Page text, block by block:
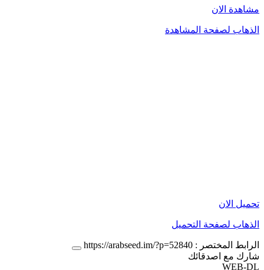
مشاهدة الان
الذهاب لصفحة المشاهدة
تحميل الان
الذهاب لصفحة التحميل
الرابط المختصر : https://arabseed.im/?p=52840
شارك مع اصدقائك
WEB-DL